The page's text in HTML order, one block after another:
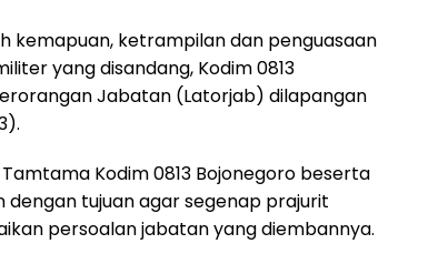
kemapuan, ketrampilan dan penguasaan
yang disandang, Kodim 0813
Jabatan (Latorjab) dilapangan
Kodim 0813 Bojonegoro beserta
dengan tujuan agar segenap prajurit
persoalan jabatan yang diembannya.